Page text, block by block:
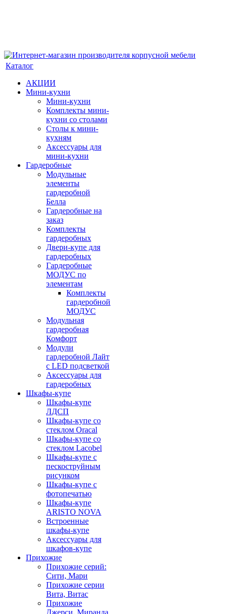
Каталог
АКЦИИ
Мини-кухни
Мини-кухни
Комплекты мини-
кухни со столами
Столы к мини-
кухням
Аксессуары для
мини-кухни
Гардеробные
Модульные
элементы
гардеробной
Белла
Гардеробные на
заказ
Комплекты
гардеробных
Двери-купе для
гардеробных
Гардеробные
МОДУС по
элементам
Комплекты
гардеробной
МОДУС
Модульная
гардеробная
Комфорт
Модули
гардеробной Лайт
с LED подсветкой
Аксессуары для
гардеробных
Шкафы-купе
Шкафы-купе
ЛДСП
Шкафы-купе со
стеклом Oracal
Шкафы-купе со
стеклом Lacobel
Шкафы-купе с
пескоструйным
рисунком
Шкафы-купе с
фотопечатью
Шкафы-купе
ARISTO NOVA
Встроенные
шкафы-купе
Аксессуары для
шкафов-купе
Прихожие
Прихожие серий:
Сити, Мари
Прихожие серии
Вита, Витас
Прихожие
Джерси, Миранда